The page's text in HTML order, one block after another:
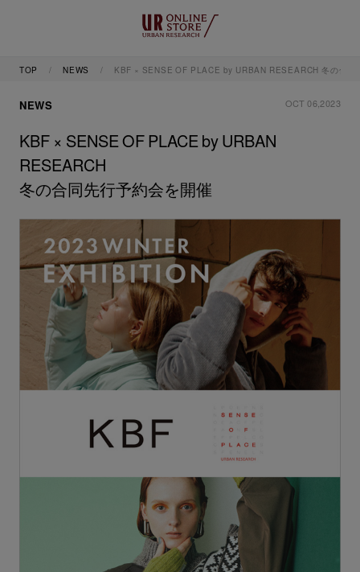
TOP NEWS KBF × SENSE OF PLACE by URBAN RESEARCH 冬の合同
NEWS OCT 06,2023
KBF × SENSE OF PLACE by URBAN
RESEARCH
冬の合同先行予約会を開催